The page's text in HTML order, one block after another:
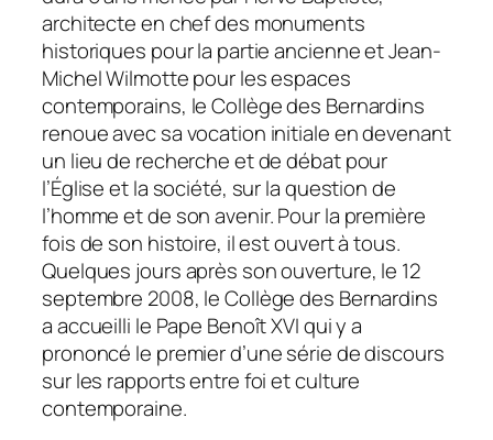
architecte en chef des monuments
historiques pour la partie ancienne et Jean-
Michel Wilmotte pour les espaces
contemporains, le Collège des Bernardins
renoue avec sa vocation initiale en devenant
un lieu de recherche et de débat pour
l’Église et la société, sur la question de
l’homme et de son avenir. Pour la première
fois de son histoire, il est ouvert à tous.
Quelques jours après son ouverture, le 12
septembre 2008, le Collège des Bernardins
a accueilli le Pape Benoît XVI qui y a
prononcé le premier d’une série de discours
sur les rapports entre foi et culture
contemporaine.